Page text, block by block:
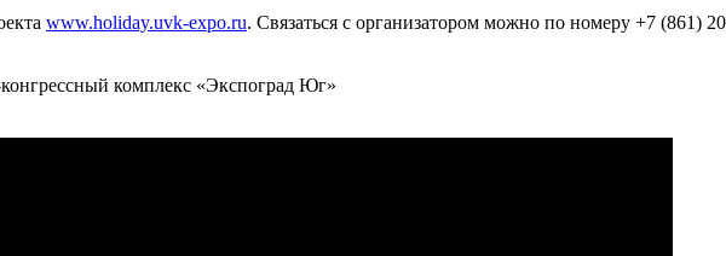
www.holiday.uvk-expo.ru. Связаться с организатором можно по номеру +7 (861)
комплекс «Экспоград Юг»